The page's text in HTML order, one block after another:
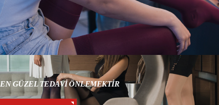
EN GÜZEL TEDAVİ ÖNLEMEKTİR